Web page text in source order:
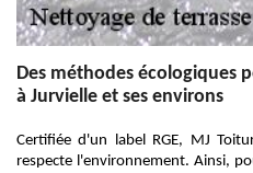
Des méthodes écologiques
à Jurvielle et ses environs
Certifiée d'un label RGE, MJ
respecte l'environnement. Ainsi,